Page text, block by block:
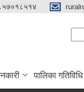
पालिका गतिविधि